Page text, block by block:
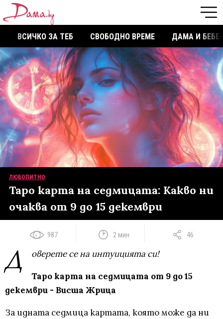
ВСИЧКО ЗА ТЕБ СВОБОДНО ВРЕМЕ ДАМА И БЕБЕ
ЛЮБОПИТНО
Таро карта на седмицата: Какво ни
очаква от 9 до 15 декември
987 2 мин 46
Д оверете се на интуицията си!
Таро карта на седмицата от 9 до 15
декември - Висша Жрица
За идната седмица картата, която може да ни